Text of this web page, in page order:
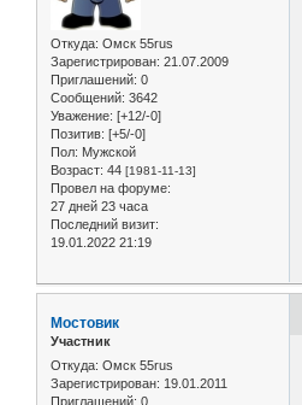
Откуда: Омск 55rus
Зарегистрирован: 21.07.2009
Приглашений: 0
Сообщений: 3642
Уважение: [+12/-0]
Позитив: [+5/-0]
Пол: Мужской
Возраст: 44 [1981-11-13]
Провел на форуме:
27 дней 23 часа
Последний визит:
19.01.2022 21:19
Мостовик
Участник
Откуда: Омск 55rus
Зарегистрирован: 19.01.2011
Приглашений: 0